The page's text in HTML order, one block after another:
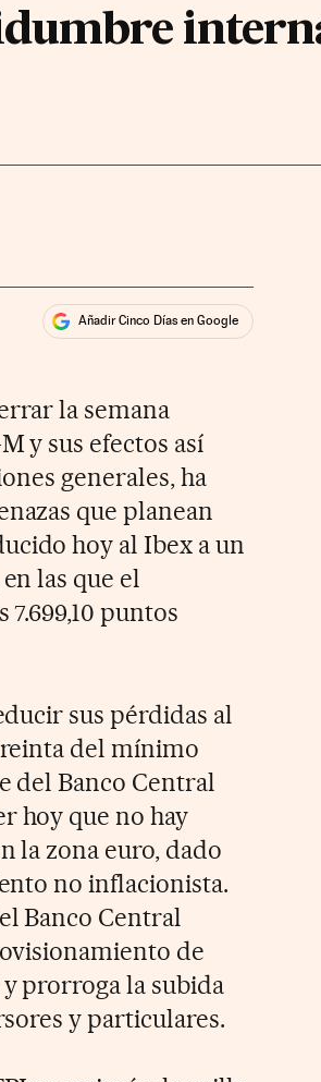
Añadir Cinco Días en Google
la semana
y sus efectos así
generales, ha
que planean
hoy al Ibex a un
las que el
puntos
sus pérdidas al
treinta del mínimo
del Banco Central
hoy que no hay
la zona euro, dado
no inflacionista.
Banco Central
de
prorroga la subida
y particulares.